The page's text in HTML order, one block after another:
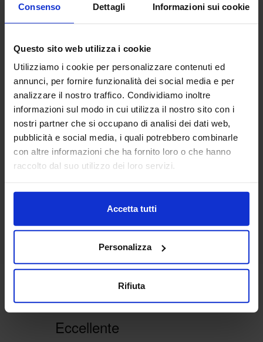
Consenso Dettagli Informazioni sui cookie
Questo sito web utilizza i cookie
Utilizziamo i cookie per personalizzare contenuti ed
annunci, per fornire funzionalità dei social media e per
analizzare il nostro traffico. Condividiamo inoltre
informazioni sul modo in cui utilizza il nostro sito con i
nostri partner che si occupano di analisi dei dati web,
pubblicità e social media, i quali potrebbero combinarle
con altre informazioni che ha fornito loro o che hanno
raccolto dal suo utilizzo dei loro servizi.
Accetta tutti
Personalizza
Rifiuta
Riviera
Trapuntino In Percalle Valma
119,90 € Da 84,00 €
Colori disponibili
Turchese
Beige